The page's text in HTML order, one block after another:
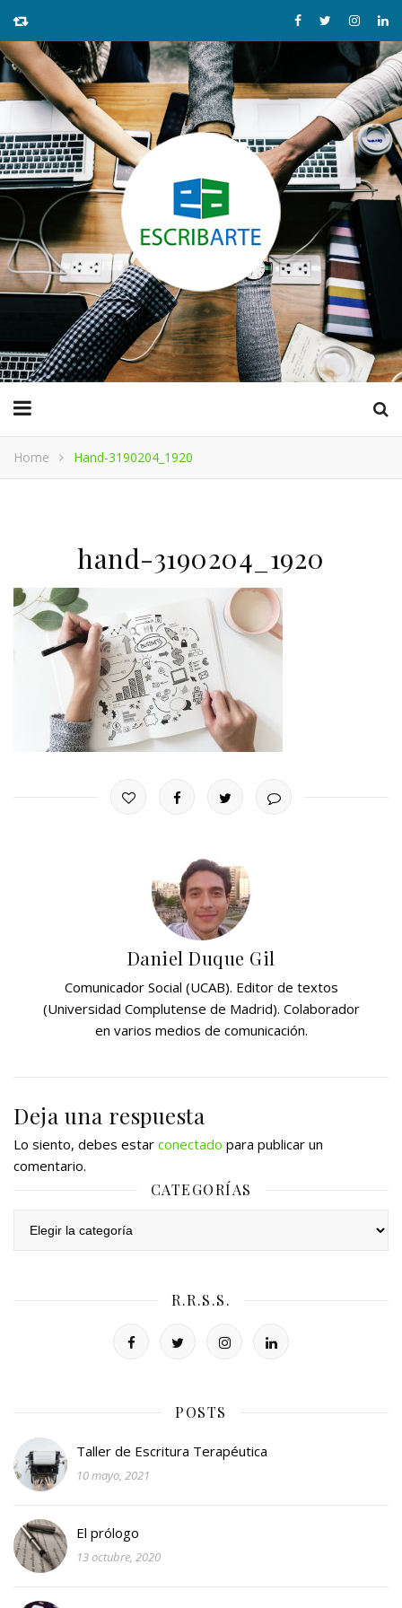
Home Hand-3190204_1920
hand-3190204_1920
Daniel Duque Gil
Comunicador Social (UCAB). Editor de textos
(Universidad Complutense de Madrid). Colaborador
en varios medios de comunicación.
Deja una respuesta
Lo siento, debes estar conectado para publicar un
comentario.
CATEGORÍAS
R.R.S.S.
POSTS
Taller de Escritura Terapéutica
10 mayo, 2021
El prólogo
13 octubre, 2020